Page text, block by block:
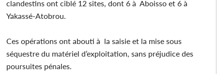
clandestins ont ciblé 12 sites, dont 6 à Aboisso et 6 à
Yakassé-Atobrou.
Ces opérations ont abouti à la saisie et la mise sous
séquestre du matériel d’exploitation, sans préjudice des
poursuites pénales.